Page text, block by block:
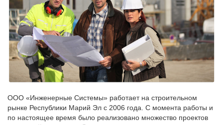
ООО «Инженерные Системы» работает на строительном
рынке Республики Марий Эл с 2006 года. С момента работы и
по настоящее время было реализовано множество проектов